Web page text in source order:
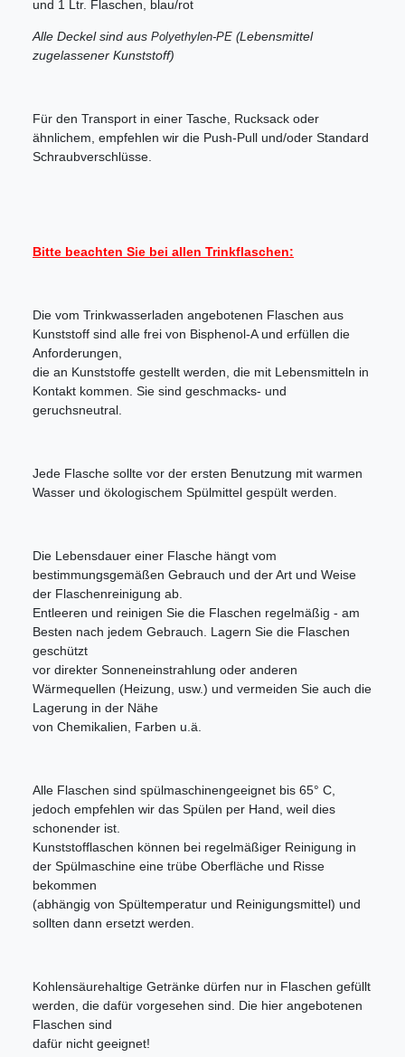
und 1 Ltr. Flaschen, blau/rot
Alle Deckel sind aus Polyethylen-PE (Lebensmittel
zugelassener Kunststoff)
Für den Transport in einer Tasche, Rucksack oder
ähnlichem, empfehlen wir die Push-Pull und/oder Standard
Schraubverschlüsse.
Bitte beachten Sie bei allen Trinkflaschen:
Die vom Trinkwasserladen angebotenen Flaschen aus
Kunststoff sind alle frei von Bisphenol-A und erfüllen die
Anforderungen,
die an Kunststoffe gestellt werden, die mit Lebensmitteln in
Kontakt kommen. Sie sind geschmacks- und
geruchsneutral.
Jede Flasche sollte vor der ersten Benutzung mit warmen
Wasser und ökologischem Spülmittel gespült werden.
Die Lebensdauer einer Flasche hängt vom
bestimmungsgemäßen Gebrauch und der Art und Weise
der Flaschenreinigung ab.
Entleeren und reinigen Sie die Flaschen regelmäßig - am
Besten nach jedem Gebrauch. Lagern Sie die Flaschen
geschützt
vor direkter Sonneneinstrahlung oder anderen
Wärmequellen (Heizung, usw.) und vermeiden Sie auch die
Lagerung in der Nähe
von Chemikalien, Farben u.ä.
Alle Flaschen sind spülmaschinengeeignet bis 65° C,
jedoch empfehlen wir das Spülen per Hand, weil dies
schonender ist.
Kunststofflaschen können bei regelmäßiger Reinigung in
der Spülmaschine eine trübe Oberfläche und Risse
bekommen
(abhängig von Spültemperatur und Reinigungsmittel) und
sollten dann ersetzt werden.
Kohlensäurehaltige Getränke dürfen nur in Flaschen gefüllt
werden, die dafür vorgesehen sind. Die hier angebotenen
Flaschen sind
dafür nicht geeignet!